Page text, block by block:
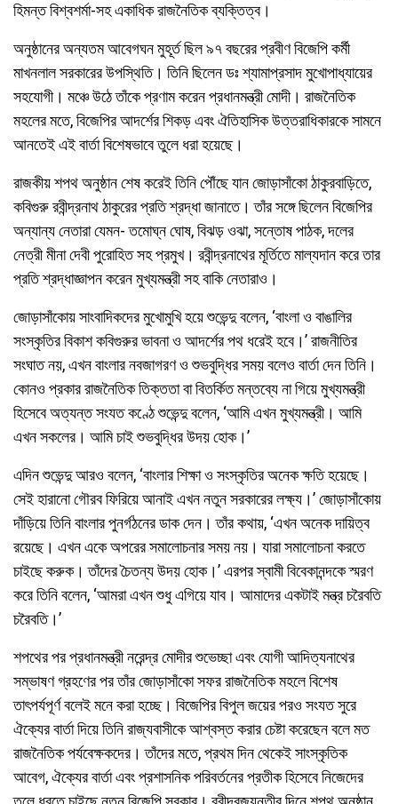
হিমন্ত বিশ্বশর্মা-সহ একাধিক রাজনৈতিক ব্যক্তিত্ব।
অনুষ্ঠানের অন্যতম আবেগঘন মুহূর্ত ছিল ৯৭ বছরের প্রবীণ বিজেপি কর্মী
মাখনলাল সরকারের উপস্থিতি। তিনি ছিলেন ডঃ শ্যামাপ্রসাদ মুখোপাধ্যায়ের
সহযোগী। মঞ্চে উঠে তাঁকে প্রণাম করেন প্রধানমন্ত্রী মোদী। রাজনৈতিক
মহলের মতে, বিজেপির আদর্শের শিকড় এবং ঐতিহাসিক উত্তরাধিকারকে সামনে
আনতেই এই বার্তা বিশেষভাবে তুলে ধরা হয়েছে।
রাজকীয় শপথ অনুষ্ঠান শেষ করেই তিনি পৌঁছে যান জোড়াসাঁকো ঠাকুরবাড়িতে,
কবিগুরু রবীন্দ্রনাথ ঠাকুরের প্রতি শ্রদ্ধা জানাতে। তাঁর সঙ্গে ছিলেন বিজেপির
অন্যান্য নেতারা যেমন- তমোঘ্ন ঘোষ, বিঝড় ওঝা, সন্তোষ পাঠক, দলের
নেত্রী মীনা দেবী পুরোহিত সহ প্রমুখ। রবীন্দ্রনাথের মূর্তিতে মাল্যদান করে তার
প্রতি শ্রদ্ধাজ্ঞাপন করেন মুখ্যমন্ত্রী সহ বাকি নেতারাও।
জোড়াসাঁকোয় সাংবাদিকদের মুখোমুখি হয়ে শুভেন্দু বলেন, ‘বাংলা ও বাঙালির
সংস্কৃতির বিকাশ কবিগুরুর ভাবনা ও আদর্শের পথ ধরেই হবে।’ রাজনীতির
সংঘাত নয়, এখন বাংলার নবজাগরণ ও শুভবুদ্ধির সময় বলেও বার্তা দেন তিনি।
কোনও প্রকার রাজনৈতিক তিক্ততা বা বিতর্কিত মন্তব্যে না গিয়ে মুখ্যমন্ত্রী
হিসেবে অত্যন্ত সংযত কণ্ঠে শুভেন্দু বলেন, ‘আমি এখন মুখ্যমন্ত্রী। আমি
এখন সকলের। আমি চাই শুভবুদ্ধির উদয় হোক।’
এদিন শুভেন্দু আরও বলেন, ‘বাংলার শিক্ষা ও সংস্কৃতির অনেক ক্ষতি হয়েছে।
সেই হারানো গৌরব ফিরিয়ে আনাই এখন নতুন সরকারের লক্ষ্য।’ জোড়াসাঁকোয়
দাঁড়িয়ে তিনি বাংলার পুনর্গঠনের ডাক দেন। তাঁর কথায়, ‘এখন অনেক দায়িত্ব
রয়েছে। এখন একে অপরের সমালোচনার সময় নয়। যারা সমালোচনা করতে
চাইছে করুক। তাঁদের চৈতন্য উদয় হোক।’ এরপর স্বামী বিবেকানন্দকে স্মরণ
করে তিনি বলেন, ‘আমরা এখন শুধু এগিয়ে যাব। আমাদের একটাই মন্ত্র চরৈবতি
চরৈবতি।’
শপথের পর প্রধানমন্ত্রী নরেন্দ্র মোদীর শুভেচ্ছা এবং যোগী আদিত্যনাথের
সম্ভাষণ গ্রহণের পর তাঁর জোড়াসাঁকো সফর রাজনৈতিক মহলে বিশেষ
তাৎপর্যপূর্ণ বলেই মনে করা হচ্ছে। বিজেপির বিপুল জয়ের পরও সংযত সুরে
ঐক্যের বার্তা দিয়ে তিনি রাজ্যবাসীকে আশ্বস্ত করার চেষ্টা করেছেন বলে মত
রাজনৈতিক পর্যবেক্ষকদের। তাঁদের মতে, প্রথম দিন থেকেই সাংস্কৃতিক
আবেগ, ঐক্যের বার্তা এবং প্রশাসনিক পরিবর্তনের প্রতীক হিসেবে নিজেদের